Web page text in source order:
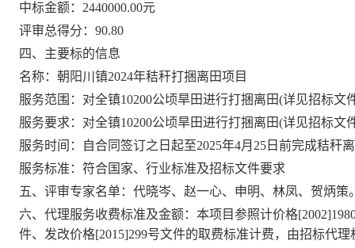
中标金额： 2440000.00元
评审总得分： 90.80
四、主要标的信息
名称：朝阳川镇2024年秸秆打捆离田项目
服务范围 ：对全镇10200公顷旱田进行打捆离田(详见招标文
服务要求 ：对全镇10200公顷旱田进行打捆离田(详见招标文
服务时间 ：自合同签订之日起至2025年4月25日前完成秸秆
服务标准 ：符合国家、行业标准及招标文件要求
五、 评审专家名单： 代晓岑、赵一心、申明、林凤、贺炳策
六、 代理服务收费标准及金额： 本项目参照计价格
件、发改价格[2015]299号文件的取费标准计费， 由招标代理